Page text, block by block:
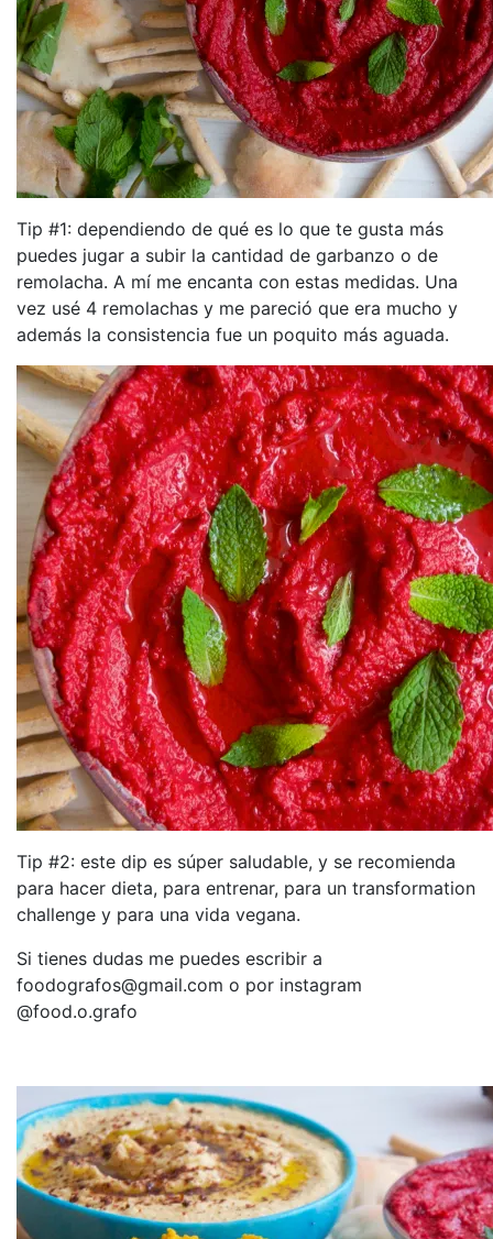
Tip #1: dependiendo de qué es lo que te gusta más
puedes jugar a subir la cantidad de garbanzo o de
remolacha. A mí me encanta con estas medidas. Una
vez usé 4 remolachas y me pareció que era mucho y
además la consistencia fue un poquito más aguada.
Tip #2: este dip es súper saludable, y se recomienda
para hacer dieta, para entrenar, para un transformation
challenge y para una vida vegana.
Si tienes dudas me puedes escribir a
foodografos@gmail.com o por instagram
@food.o.grafo